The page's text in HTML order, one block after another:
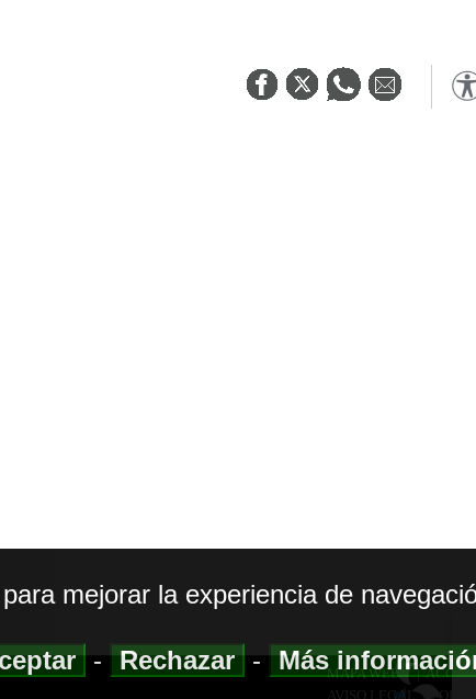
MAPA WEB|
AVISO LEGAL|
mejorar la experiencia de
-Rechazar-Más